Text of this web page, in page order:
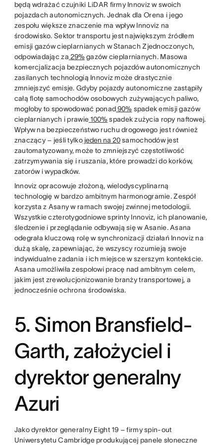
będą wdrażać czujniki LiDAR firmy Innoviz w swoich
pojazdach autonomicznych. Jednak dla Orena i jego
zespołu większe znaczenie ma wpływ Innoviz na
środowisko. Sektor transportu jest największym źródłem
emisji gazów cieplarnianych w Stanach Zjednoczonych,
odpowiadając za 29% gazów cieplarnianych. Masowa
komercjalizacja bezpiecznych pojazdów autonomicznych
zasilanych technologią Innoviz może drastycznie
zmniejszyć emisje. Gdyby pojazdy autonomiczne zastąpiły
całą flotę samochodów osobowych zużywających paliwo,
mogłoby to spowodować ponad90% spadek emisji gazów
cieplarnianych i prawie 100% spadek zużycia ropy naftowej.
Wpływ na bezpieczeństwo ruchu drogowego jest również
znaczący – jeśli tylkojeden na 20samochodów jest
zautomatyzowany, może to zmniejszyć częstotliwość
zatrzymywania się i ruszania, które prowadzi do korków,
zatorów i wypadków.
Innoviz opracowuje złożoną, wielodyscyplinarną
technologię w bardzo ambitnym harmonogramie. Zespół
korzysta z Asany w ramach swojej zwinnej metodologii.
Wszystkie czterotygodniowe sprinty Innoviz, ich planowanie,
śledzenie i przeglądanie odbywają się w Asanie. Asana
odegrała kluczową rolę w synchronizacji działań Innoviz na
dużą skalę, zapewniając, że wszyscy rozumieją swoje
indywidualne zadania i ich miejsce w szerszym kontekście.
Asana umożliwiła zespołowi pracę nad ambitnym celem,
jakim jest zrewolucjonizowanie branży transportowej, a
jednocześnie ochrona środowiska.
5. Simon Bransfield-
Garth, założyciel i
dyrektor generalny
Azuri
Jako dyrektor generalny Eight 19 – firmy spin-out
Uniwersytetu Cambridge produkującej panele słoneczne